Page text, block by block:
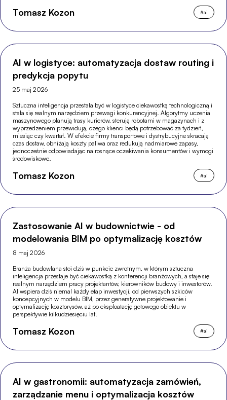
Tomasz Kozon #ai
AI w logistyce: automatyzacja dostaw routing i
predykcja popytu
25 maj 2026
Sztuczna inteligencja przestała być w logistyce ciekawostką technologiczną i
stała się realnym narzędziem przewagi konkurencyjnej. Algorytmy uczenia
maszynowego planują trasy kurierów, sterują robotami w magazynach i z
wyprzedzeniem przewidują, czego klienci będą potrzebować za tydzień,
miesiąc czy kwartał. W efekcie firmy transportowe i dystrybucyjne skracają
czas dostaw, obniżają koszty paliwa oraz redukują nadmiarowe zapasy,
jednocześnie odpowiadając na rosnące oczekiwania konsumentów i wymogi
środowiskowe.
Tomasz Kozon #ai
Zastosowanie AI w budownictwie - od
modelowania BIM po optymalizację kosztów
8 maj 2026
Branża budowlana stoi dziś w punkcie zwrotnym, w którym sztuczna
inteligencja przestaje być ciekawostką z konferencji branżowych, a staje się
realnym narzędziem pracy projektantów, kierowników budowy i inwestorów.
AI wspiera dziś niemal każdy etap inwestycji, od pierwszych szkiców
koncepcyjnych w modelu BIM, przez generatywne projektowanie i
optymalizację kosztorysów, aż po eksploatację gotowego obiektu w
perspektywie kilkudziesięciu lat.
Tomasz Kozon #ai
AI w gastronomii: automatyzacja zamówień,
zarządzanie menu i optymalizacja kosztów